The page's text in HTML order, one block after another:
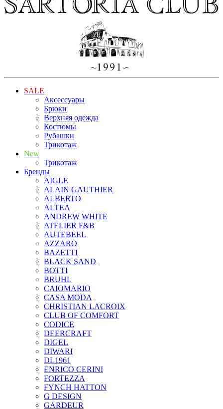
SALE
Аксессуары
Брюки
Верхняя одежда
Костюмы
Рубашки
Трикотаж
New
Трикотаж
Бренды
AIGLE
ALAIN GAUTHIER
ALBERTO
ALTEA
ANDREW WHITE
ATELIER F&B
AUTEBEEL
AZZARO
BAZETTI
BLACK SAND
BOTTI
BRUHL
CAIOMARIO
CASA MODA
CHRISTIAN LACROIX
CLUB OF COMFORT
CODICE
DEERCRAFT
DIGEL
DIWARI
DL1961
ENRICO CERINI
FORTEZZA
FYNCH HATTON
G DESIGN
GARDEUR